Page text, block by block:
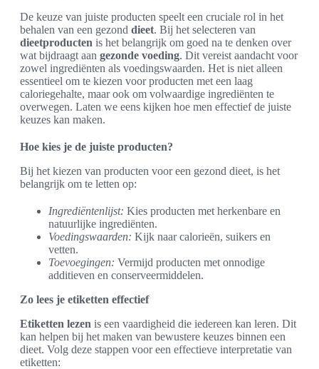
De keuze van juiste producten speelt een cruciale rol in het
behalen van een gezond dieet. Bij het selecteren van
dieetproducten is het belangrijk om goed na te denken over
wat bijdraagt aan gezonde voeding. Dit vereist aandacht voor
zowel ingrediënten als voedingswaarden. Het is niet alleen
essentieel om te kiezen voor producten met een laag
caloriegehalte, maar ook om volwaardige ingrediënten te
overwegen. Laten we eens kijken hoe men effectief de juiste
keuzes kan maken.
Hoe kies je de juiste producten?
Bij het kiezen van producten voor een gezond dieet, is het
belangrijk om te letten op:
Ingrediëntenlijst: Kies producten met herkenbare en
natuurlijke ingrediënten.
Voedingswaarden: Kijk naar calorieën, suikers en
vetten.
Toevoegingen: Vermijd producten met onnodige
additieven en conserveermiddelen.
Zo lees je etiketten effectief
Etiketten lezen is een vaardigheid die iedereen kan leren. Dit
kan helpen bij het maken van bewustere keuzes binnen een
dieet. Volg deze stappen voor een effectieve interpretatie van
etiketten: